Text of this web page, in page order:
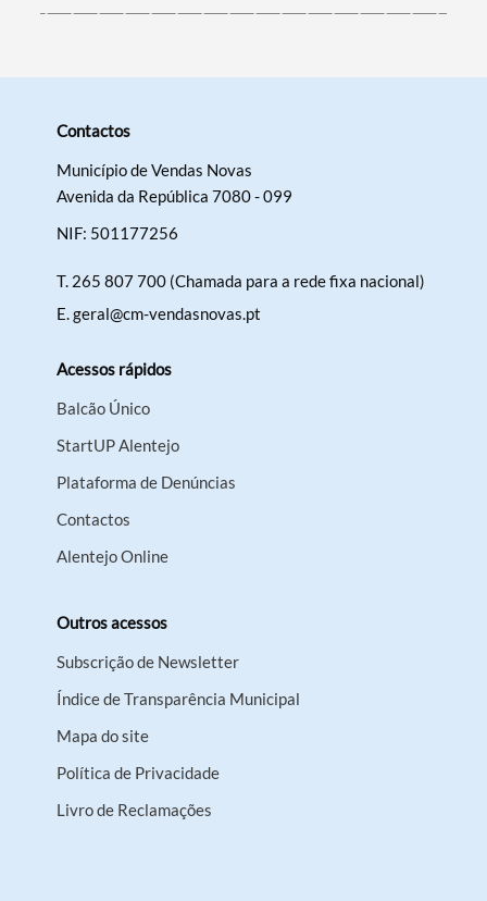
Contactos
Município de Vendas Novas
Avenida da República 7080 - 099
NIF: 501177256
T. 265 807 700 (Chamada para a rede fixa nacional)
E.geral@cm-vendasnovas.pt
Acessos rápidos
Balcão Único
StartUP Alentejo
Plataforma de Denúncias
Contactos
Alentejo Online
Outros acessos
Subscrição de Newsletter
Índice de Transparência Municipal
Mapa do site
Política de Privacidade
Livro de Reclamações